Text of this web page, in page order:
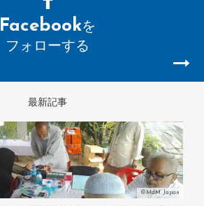
Facebookを
フォローする
最新記事
©MdM Japan